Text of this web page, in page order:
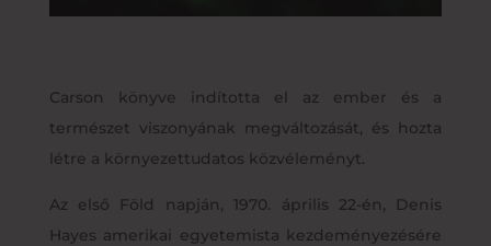
Carson könyve indította el az ember és a
természet viszonyának megváltozását, és hozta
létre a környezettudatos közvéleményt.
Az első Föld napján, 1970. április 22-én, Denis
Hayes amerikai egyetemista kezdeményezésére